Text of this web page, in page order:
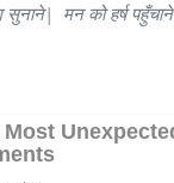
सुनाने| मन को हर्ष